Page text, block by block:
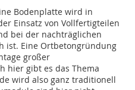
Bodenplatte wird in
Einsatz von Vollfertigteilen
bei der nachträglichen
ist. Eine Ortbetongründung
großer
hier gibt es das Thema
wird also ganz traditionell